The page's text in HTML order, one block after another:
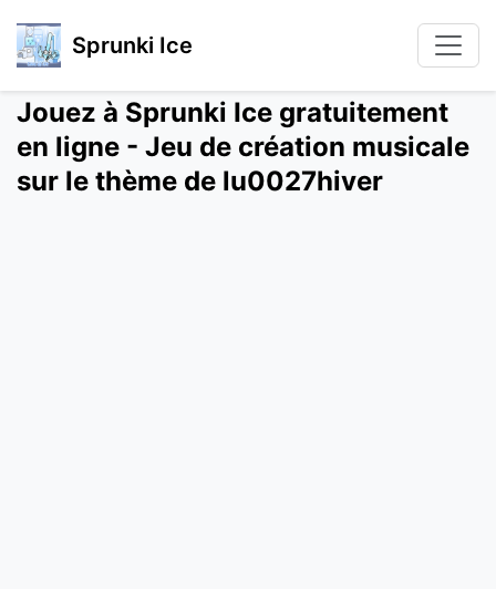
Sprunki Ice
Jouez à Sprunki Ice gratuitement
en ligne - Jeu de création musicale
sur le thème de lu0027hiver